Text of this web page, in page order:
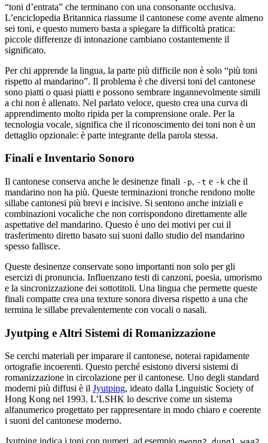
“toni d’entrata” che terminano con una consonante occlusiva.
L’enciclopedia Britannica riassume il cantonese come avente almeno
sei toni, e questo numero basta a spiegare la difficoltà pratica:
piccole differenze di intonazione cambiano costantemente il
significato.
Per chi apprende la lingua, la parte più difficile non è solo “più toni
rispetto al mandarino”. Il problema è che diversi toni del cantonese
sono piatti o quasi piatti e possono sembrare ingannevolmente simili
a chi non è allenato. Nel parlato veloce, questo crea una curva di
apprendimento molto ripida per la comprensione orale. Per la
tecnologia vocale, significa che il riconoscimento dei toni non è un
dettaglio opzionale: è parte integrante della parola stessa.
Finali e Inventario Sonoro
Il cantonese conserva anche le desinenze finali -p, -t e -k che il
mandarino non ha più. Queste terminazioni tronche rendono molte
sillabe cantonesi più brevi e incisive. Si sentono anche iniziali e
combinazioni vocaliche che non corrispondono direttamente alle
aspettative del mandarino. Questo è uno dei motivi per cui il
trasferimento diretto basato sui suoni dallo studio del mandarino
spesso fallisce.
Queste desinenze conservate sono importanti non solo per gli
esercizi di pronuncia. Influenzano testi di canzoni, poesia, umorismo
e la sincronizzazione dei sottotitoli. Una lingua che permette queste
finali compatte crea una texture sonora diversa rispetto a una che
termina le sillabe prevalentemente con vocali o nasali.
Jyutping e Altri Sistemi di Romanizzazione
Se cerchi materiali per imparare il cantonese, noterai rapidamente
ortografie incoerenti. Questo perché esistono diversi sistemi di
romanizzazione in circolazione per il cantonese. Uno degli standard
moderni più diffusi è il Jyutping, ideato dalla Linguistic Society of
Hong Kong nel 1993. L’LSHK lo descrive come un sistema
alfanumerico progettato per rappresentare in modo chiaro e coerente
i suoni del cantonese moderno.